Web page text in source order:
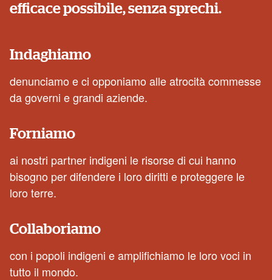
efficace possibile, senza sprechi.
Indaghiamo
denunciamo e ci opponiamo alle atrocità commesse
da governi e grandi aziende.
Forniamo
ai nostri partner indigeni le risorse di cui hanno
bisogno per difendere i loro diritti e proteggere le
loro terre.
Collaboriamo
con i popoli indigeni e amplifichiamo le loro voci in
tutto il mondo.